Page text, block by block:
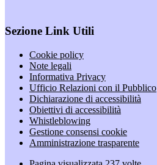
Sezione Link Utili
Cookie policy
Note legali
Informativa Privacy
Ufficio Relazioni con il Pubblico
Dichiarazione di accessibilità
Obiettivi di accessibilità
Whistleblowing
Gestione consensi cookie
Amministrazione trasparente